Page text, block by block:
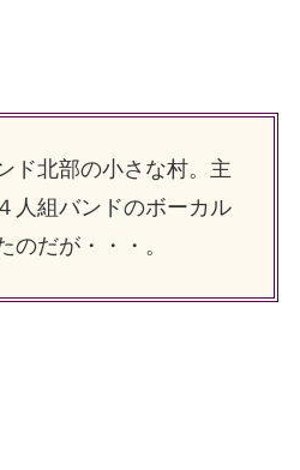
ド北部の小さな村。主
人組バンドのボーカル
のだが・・・。